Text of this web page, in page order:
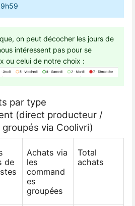
on peut décocher les jours de
intéressent pas pour se
ou celui de notre choix :
par type
(direct producteur /
via Coolivri)
de
Achats via
les
command
es
groupées
Total
achats